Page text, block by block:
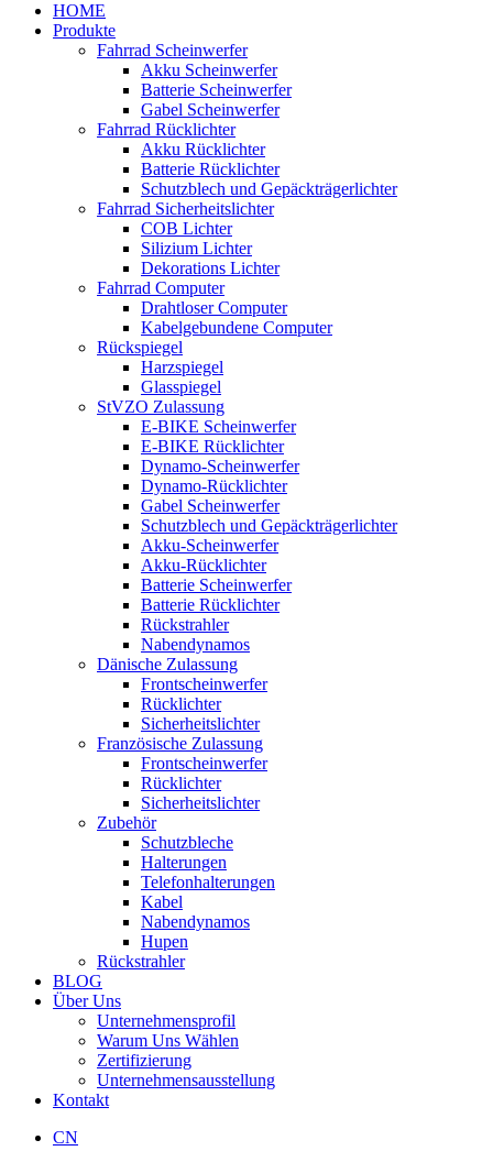
HOME
Produkte
Fahrrad Scheinwerfer
Akku Scheinwerfer
Batterie Scheinwerfer
Gabel Scheinwerfer
Fahrrad Rücklichter
Akku Rücklichter
Batterie Rücklichter
Schutzblech und Gepäckträgerlichter
Fahrrad Sicherheitslichter
COB Lichter
Silizium Lichter
Dekorations Lichter
Fahrrad Computer
Drahtloser Computer
Kabelgebundene Computer
Rückspiegel
Harzspiegel
Glasspiegel
StVZO Zulassung
E-BIKE Scheinwerfer
E-BIKE Rücklichter
Dynamo-Scheinwerfer
Dynamo-Rücklichter
Gabel Scheinwerfer
Schutzblech und Gepäckträgerlichter
Akku-Scheinwerfer
Akku-Rücklichter
Batterie Scheinwerfer
Batterie Rücklichter
Rückstrahler
Nabendynamos
Dänische Zulassung
Frontscheinwerfer
Rücklichter
Sicherheitslichter
Französische Zulassung
Frontscheinwerfer
Rücklichter
Sicherheitslichter
Zubehör
Schutzbleche
Halterungen
Telefonhalterungen
Kabel
Nabendynamos
Hupen
Rückstrahler
BLOG
Über Uns
Unternehmensprofil
Warum Uns Wählen
Zertifizierung
Unternehmensausstellung
Kontakt
CN